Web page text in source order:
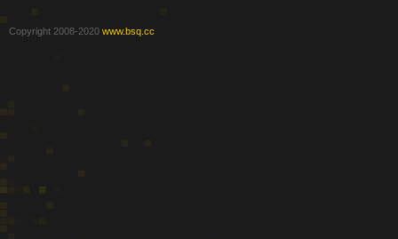
Copyright 2008-2020 www.bsq.cc